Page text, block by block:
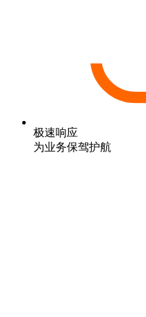
极速响应
为业务保驾护航